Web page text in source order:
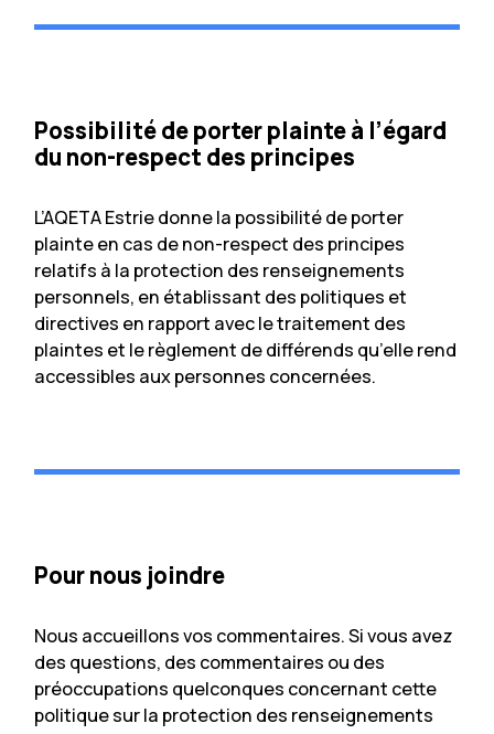
Possibilité de porter plainte à l’égard
du non-respect des principes
L’AQETA Estrie donne la possibilité de porter
plainte en cas de non-respect des principes
relatifs à la protection des renseignements
personnels, en établissant des politiques et
directives en rapport avec le traitement des
plaintes et le règlement de différends qu’elle rend
accessibles aux personnes concernées.
Pour nous joindre
Nous accueillons vos commentaires. Si vous avez
des questions, des commentaires ou des
préoccupations quelconques concernant cette
politique sur la protection des renseignements